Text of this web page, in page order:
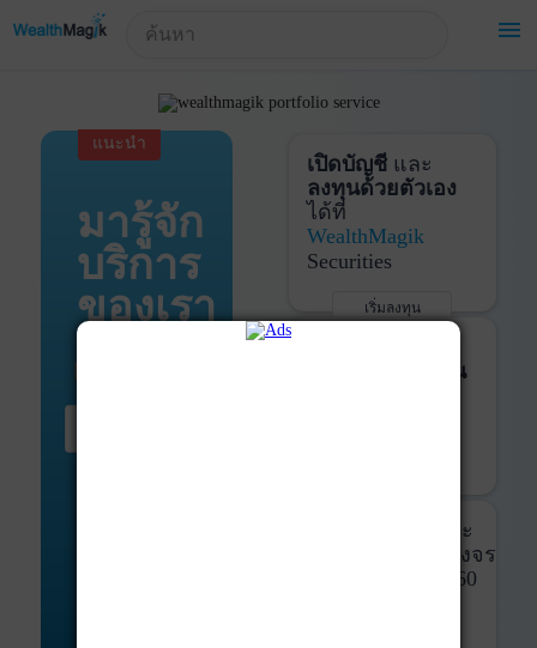
menu
แนะนำ
มารู้จัก
บริการ
ของเรา
เปิดบัญชีและ
ลงทุนด้วยตัวเอง
ได้ที่
WealthMagik
Securities
เริ่มลงทุน
ติดตามการลงทุน
และ
ที่ครบวงจร
360
!-- Start Advertise -->